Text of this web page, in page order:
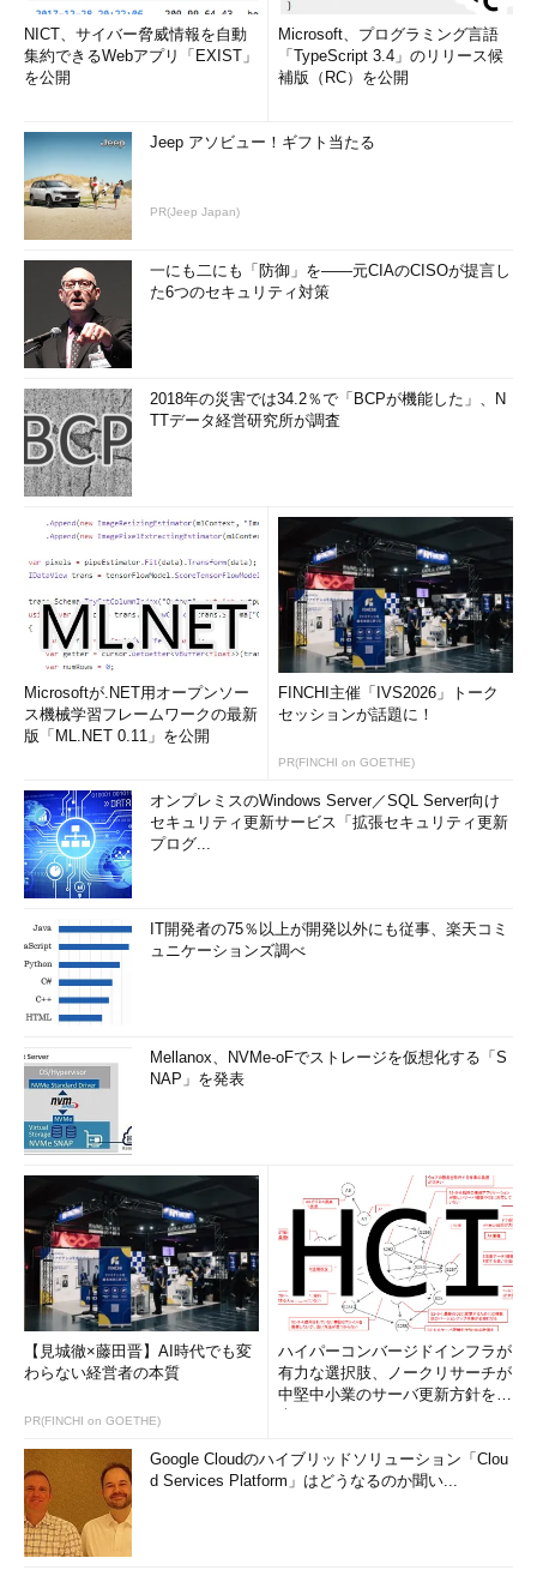
NICT、サイバー脅威情報を自動
集約できるWebアプリ「EXIST」
を公開
Microsoft、プログラミング言語
「TypeScript 3.4」のリリース候
補版（RC）を公開
Jeep アソビュー！ギフト当たる
PR(Jeep Japan)
一にも二にも「防御」を――元CIAのCISOが提言し
た6つのセキュリティ対策
2018年の災害では34.2％で「BCPが機能した」、N
TTデータ経営研究所が調査
Microsoftが.NET用オープンソー
ス機械学習フレームワークの最新
版「ML.NET 0.11」を公開
FINCHI主催「IVS2026」トーク
セッションが話題に！
PR(FINCHI on GOETHE)
オンプレミスのWindows Server／SQL Server向け
セキュリティ更新サービス「拡張セキュリティ更新
プログ...
IT開発者の75％以上が開発以外にも従事、楽天コミ
ュニケーションズ調べ
Mellanox、NVMe-oFでストレージを仮想化する「S
NAP」を発表
【見城徹×藤田晋】AI時代でも変
わらない経営者の本質
PR(FINCHI on GOETHE)
ハイパーコンバージドインフラが
有力な選択肢、ノークリサーチが
中堅中小業のサーバ更新方針を調
Google Cloudのハイブリッドソリューション「Clou
d Services Platform」はどうなるのか聞い...